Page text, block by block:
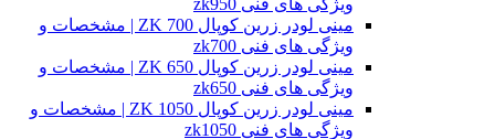
ویژگی های فنی zk950
مینی لودر زرین کوپال ZK 700 | مشخصات و
ویژگی های فنی zk700
مینی لودر زرین کوپال ZK 650 | مشخصات و
ویژگی های فنی zk650
مینی لودر زرین کوپال ZK 1050 | مشخصات و
ویژگی های فنی zk1050